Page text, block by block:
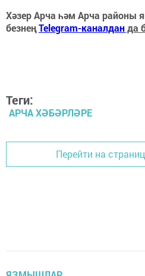
Хәзер Арча һәм Арча районы
безнеңTelegram-каналданда
Теги:
АРЧА ХӘБӘРЛӘРЕ
Перейти на